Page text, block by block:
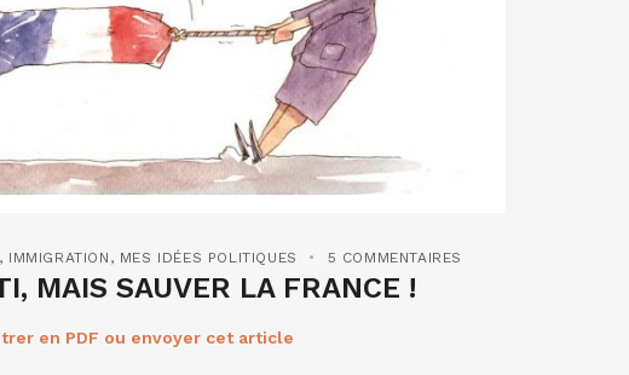
, IMMIGRATION , MES IDÉES POLITIQUES 5 COMMENTAIRES
MAIS SAUVER LA FRANCE !
en PDF ou envoyer cet article